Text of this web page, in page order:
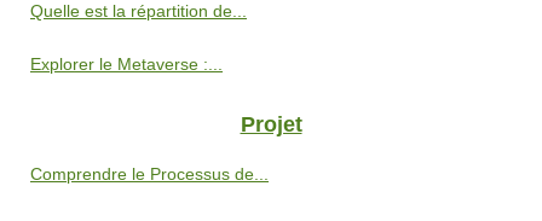
Quelle est la répartition de...
Explorer le Metaverse :...
Projet
Comprendre le Processus de...